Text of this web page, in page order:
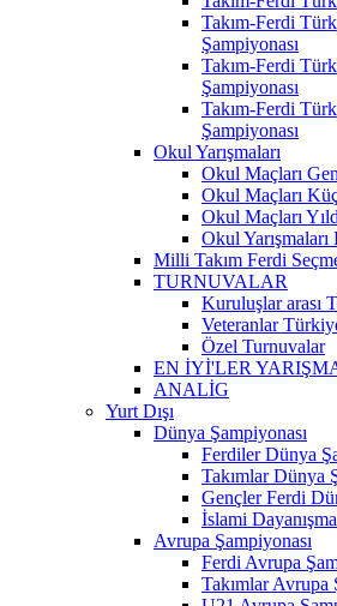
Takım-Ferdi
Şampiyonası
Takım-Ferdi
Şampiyonası
Takım-Ferdi
Şampiyonası
Okul Yarışmaları
Okul Maçları
Okul Maçları
Okul Maçları
Okul Yarışmaları
Milli Takım Ferdi
TURNUVALAR
Kuruluşlar arası
Veteranlar
Özel Turnuvalar
EN İYİ'LER
ANALİG
Yurt Dışı
Dünya Şampiyonası
Ferdiler Dünya
Takımlar Dünya
Gençler Ferdi
İslami
Avrupa Şampiyonası
Ferdi Avrupa
Takımlar Avrupa